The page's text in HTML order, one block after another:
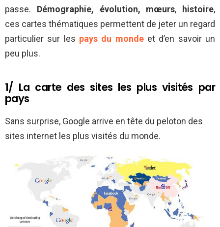
passe. Démographie, évolution, mœurs, histoire,
ces cartes thématiques permettent de jeter un regard
particulier sur les pays du mondeet d’en savoir un
peu plus.
1/ La carte des sites les plus visités par
pays
Sans surprise, Google arrive en tête du peloton des
sites internet les plus visités du monde.